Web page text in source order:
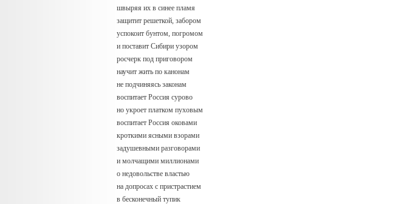
швыряя их в синее пламя
защитит решеткой, забором
успокоит бунтом, погромом
и поставит Сибири узором
росчерк под приговором
научит жить по канонам
не подчиняясь законам
воспитает Россия сурово
но укроет платком пуховым
воспитает Россия оковами
кроткими ясными взорами
задушевными разговорами
и молчащими миллионами
о недовольстве властью
на допросах с пристрастием
в бесконечный тупик